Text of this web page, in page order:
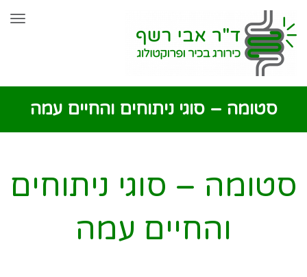
לֵב:
בְּאֲתָר
מֻפְעֶלֶת
בִּקְלִיק
הַמְּסַיַּעַת
סטומה – סוגי ניתוחים והחיים עמה
סטומה – סוגי ניתוחים
והחיים עמה